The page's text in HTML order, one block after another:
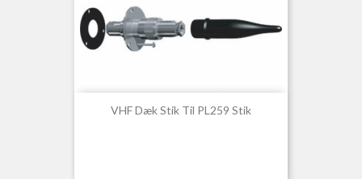
VHF Dæk Stik Til PL259 Stik